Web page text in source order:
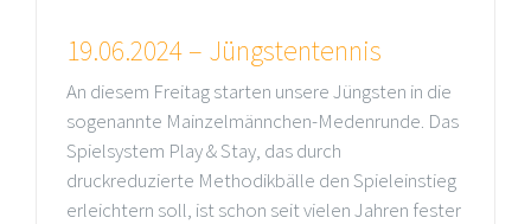
19.06.2024 – Jüngstentennis
An diesem Freitag starten unsere Jüngsten in die
sogenannte Mainzelmännchen-Medenrunde. Das
Spielsystem Play & Stay, das durch
druckreduzierte Methodikbälle den Spieleinstieg
erleichtern soll, ist schon seit vielen Jahren fester